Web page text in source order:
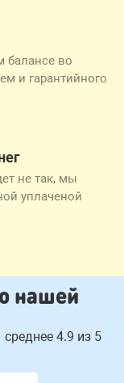
балансе во
и гарантийного
не так, мы
уплаченой
нашей
среднее 4.9 из 5